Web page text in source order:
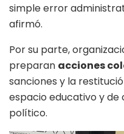
simple error
afirmó.
Por su parte,
preparan acciones
sanciones y la
espacio educativo y de
político.